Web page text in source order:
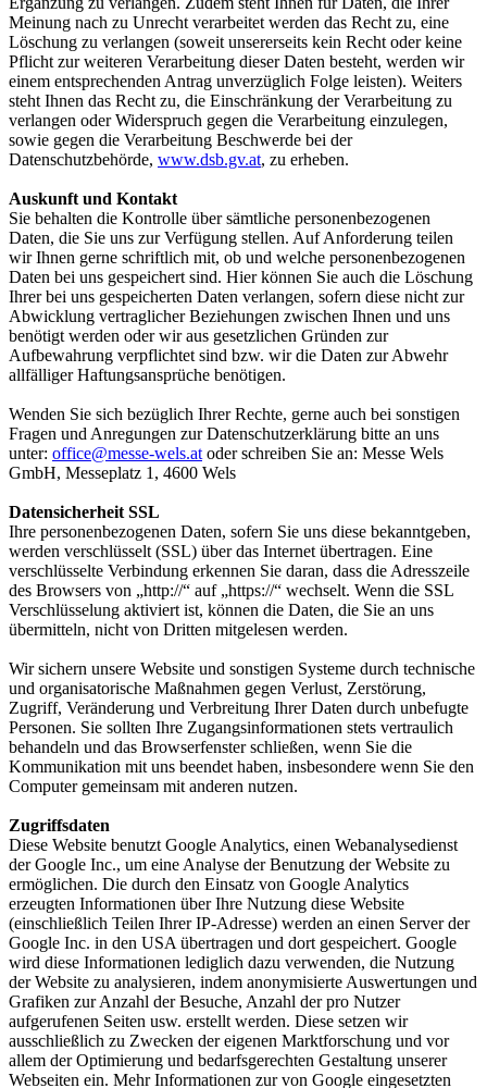
Meinung nach zu Unrecht verarbeitet werden das Recht zu, eine
Löschung zu verlangen (soweit unsererseits kein Recht oder keine
Pflicht zur weiteren Verarbeitung dieser Daten besteht, werden wir
einem entsprechenden Antrag unverzüglich Folge leisten). Weiters
steht Ihnen das Recht zu, die Einschränkung der Verarbeitung zu
verlangen oder Widerspruch gegen die Verarbeitung einzulegen,
sowie gegen die Verarbeitung Beschwerde bei der
Datenschutzbehörde, www.dsb.gv.at, zu erheben.
Auskunft und Kontakt
Sie behalten die Kontrolle über sämtliche personenbezogenen
Daten, die Sie uns zur Verfügung stellen. Auf Anforderung teilen
wir Ihnen gerne schriftlich mit, ob und welche personenbezogenen
Daten bei uns gespeichert sind. Hier können Sie auch die Löschung
Ihrer bei uns gespeicherten Daten verlangen, sofern diese nicht zur
Abwicklung vertraglicher Beziehungen zwischen Ihnen und uns
benötigt werden oder wir aus gesetzlichen Gründen zur
Aufbewahrung verpflichtet sind bzw. wir die Daten zur Abwehr
allfälliger Haftungsansprüche benötigen.
Wenden Sie sich bezüglich Ihrer Rechte, gerne auch bei sonstigen
Fragen und Anregungen zur Datenschutzerklärung bitte an uns
unter: office@messe-wels.atoder schreiben Sie an: Messe Wels
GmbH, Messeplatz 1, 4600 Wels
Datensicherheit SSL
Ihre personenbezogenen Daten, sofern Sie uns diese bekanntgeben,
werden verschlüsselt (SSL) über das Internet übertragen. Eine
verschlüsselte Verbindung erkennen Sie daran, dass die Adresszeile
des Browsers von „http://“ auf „https://“ wechselt. Wenn die SSL
Verschlüsselung aktiviert ist, können die Daten, die Sie an uns
übermitteln, nicht von Dritten mitgelesen werden.
Wir sichern unsere Website und sonstigen Systeme durch technische
und organisatorische Maßnahmen gegen Verlust, Zerstörung,
Zugriff, Veränderung und Verbreitung Ihrer Daten durch unbefugte
Personen. Sie sollten Ihre Zugangsinformationen stets vertraulich
behandeln und das Browserfenster schließen, wenn Sie die
Kommunikation mit uns beendet haben, insbesondere wenn Sie den
Computer gemeinsam mit anderen nutzen.
Zugriffsdaten
Diese Website benutzt Google Analytics, einen Webanalysedienst
der Google Inc., um eine Analyse der Benutzung der Website zu
ermöglichen. Die durch den Einsatz von Google Analytics
erzeugten Informationen über Ihre Nutzung diese Website
(einschließlich Teilen Ihrer IP-Adresse) werden an einen Server der
Google Inc. in den USA übertragen und dort gespeichert. Google
wird diese Informationen lediglich dazu verwenden, die Nutzung
der Website zu analysieren, indem anonymisierte Auswertungen und
Grafiken zur Anzahl der Besuche, Anzahl der pro Nutzer
aufgerufenen Seiten usw. erstellt werden. Diese setzen wir
ausschließlich zu Zwecken der eigenen Marktforschung und vor
allem der Optimierung und bedarfsgerechten Gestaltung unserer
Webseiten ein. Mehr Informationen zur von Google eingesetzten